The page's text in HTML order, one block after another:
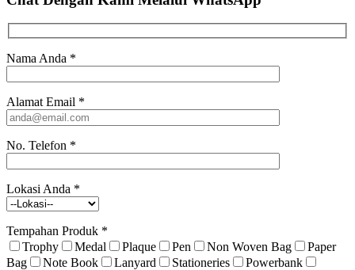
Nama Anda *
Alamat Email *
No. Telefon *
Lokasi Anda *
Tempahan Produk *
Trophy
Medal Plaque Pen Non Woven Bag
Paper
Bag
Note Book Lanyard Stationeries
Powerbank